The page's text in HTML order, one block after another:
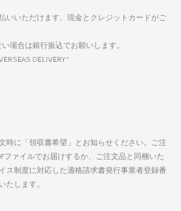
いいただけます。現金とクレジットカードがご
場合は銀行振込でお願いします。
DELIVERY"
時に「領収書希望」とお知らせください。ご注
ファイルでお届けするか、ご注文品と同梱いた
ス制度に対応した適格請求書発行事業者登録番
たします。